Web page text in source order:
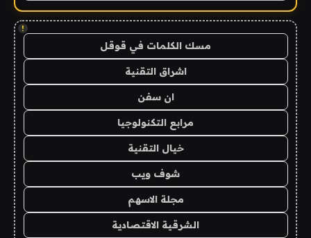
!
مسك الكلمات في قوقل
اشراق التقنية
ان سفن
مرابع التكنولوجيا
خيال التقنية
شوف ويب
مجلة الاسهم
الشرقية الاقتصادية